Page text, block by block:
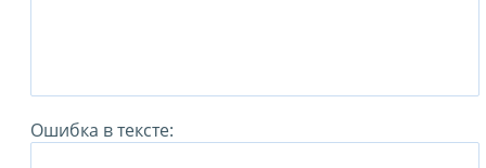
Ошибка в тексте: